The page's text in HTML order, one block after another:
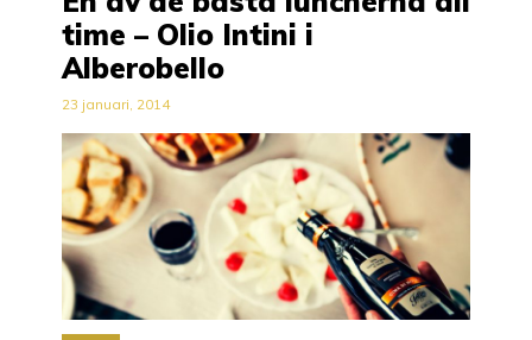
time – Olio Intini i
Alberobello
23 januari, 2014